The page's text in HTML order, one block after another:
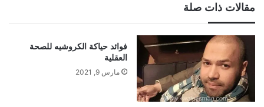
مقالات ذات صلة
فوائد حياكة الكروشيه للصحة
العقلية
مارس 9, 2021